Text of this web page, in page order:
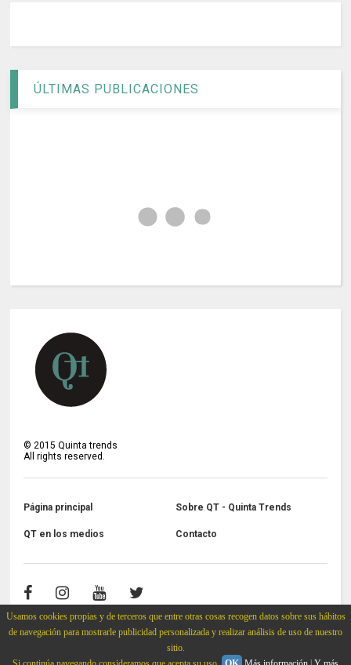
Usamos cookies propias y de terceros que entre otras cosas recogen datos sobre sus hábitos
de navegación para mostrarle publicidad personalizada y realizar análisis de uso de nuestro
sitio.
ÚLTIMAS PUBLICACIONES
©2015 Quinta trends
All rights reserved.
Página principal Sobre QT - Quinta Trends
QT en los medios Contacto